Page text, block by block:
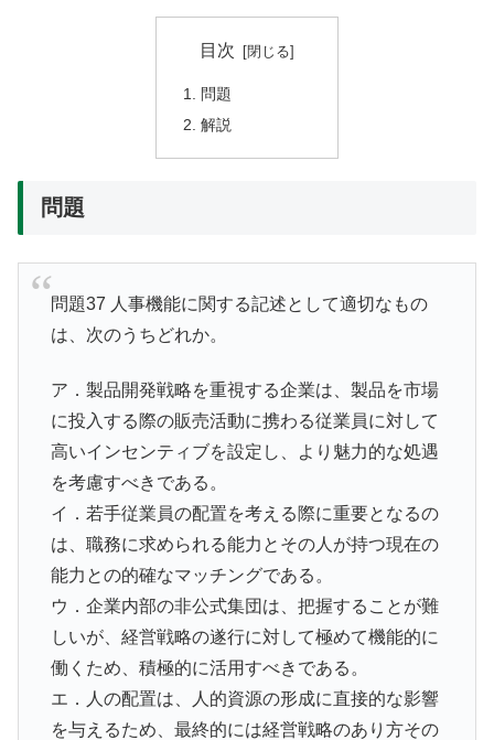
目次
問題
解説
問題
問題37 人事機能に関する記述として適切なもの
は、次のうちどれか。
ア．製品開発戦略を重視する企業は、製品を市場
に投入する際の販売活動に携わる従業員に対して
高いインセンティブを設定し、より魅力的な処遇
を考慮すべきである。
イ．若手従業員の配置を考える際に重要となるの
は、職務に求められる能力とその人が持つ現在の
能力との的確なマッチングである。
ウ．企業内部の非公式集団は、把握することが難
しいが、経営戦略の遂行に対して極めて機能的に
働くため、積極的に活用すべきである。
エ．人の配置は、人的資源の形成に直接的な影響
を与えるため、最終的には経営戦略のあり方その